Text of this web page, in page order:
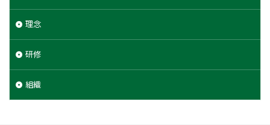
理念
研修
組織